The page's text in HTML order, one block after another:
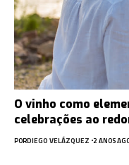
O vinho como
celebrações ao
PORDIEGO VELÁZQUEZ 2 ANOS